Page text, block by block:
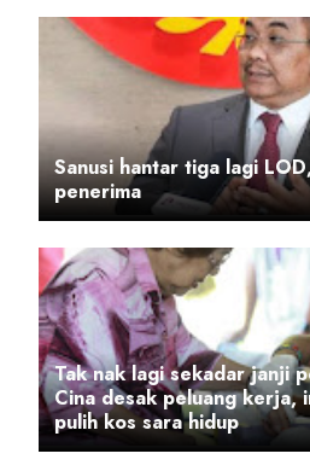
Sanusi hantar tiga lagi
penerima
Tak nak lagi sekadar janji
Cina desak peluang kerja,
pulih kos sara hidup